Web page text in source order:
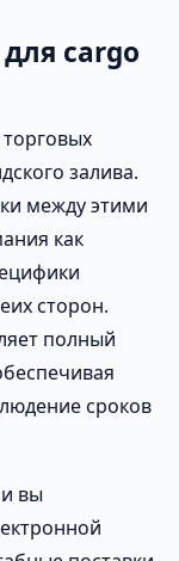
cargo
залива.
между этими
как
сторон.
полный
сроков
вы